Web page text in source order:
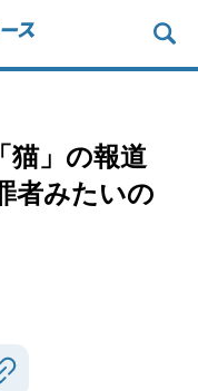
猫」の報道
者みたいの